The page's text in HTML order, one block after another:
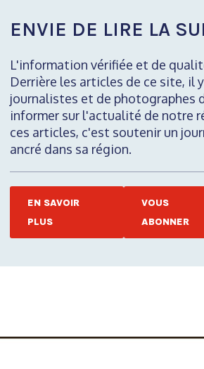
ENVIE DE LIRE LA
L'information vérifiée et de
Derrière les articles de ce site, il
journalistes et de photographes
informer sur l'actualité de notre
ces articles, c'est soutenir un
ancré dans sa région.
EN SAVOIR
PLUS
VOUS
ABONNER